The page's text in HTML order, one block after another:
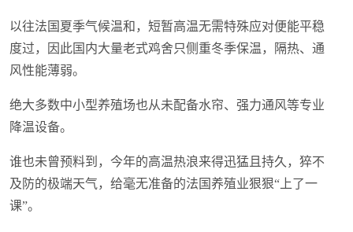
以往法国夏季气候温和，短暂高温无需特殊应对便能平稳
度过，因此国内大量老式鸡舍只侧重冬季保温，隔热、通
风性能薄弱。
绝大多数中小型养殖场也从未配备水帘、强力通风等专业
降温设备。
谁也未曾预料到，今年的高温热浪来得迅猛且持久，猝不
及防的极端天气，给毫无准备的法国养殖业狠狠“上了一
课”。